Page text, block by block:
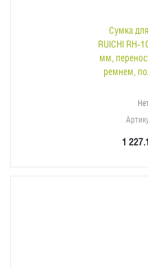
Сумка
RUICHI RH-
мм,
ремнем,
1